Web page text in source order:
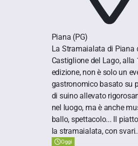
Piana (PG)
La Stramaialata di Piana
Castiglione del Lago, alla
edizione, non è solo un
gastronomico basato su
di suino allevato
nel luogo, ma è anche
ballo, spettacolo... Il
la stramaialata, con
Oggi